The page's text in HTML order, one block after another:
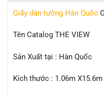
Giấy dán tường Hàn Quốc
Tên Catalog THE VIEW
Sản Xuất tại : Hàn Quốc
Kích thước : 1.06m X15.6m